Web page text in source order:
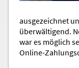
ausgezeichnet
überwältigend.
war es möglich
Online-